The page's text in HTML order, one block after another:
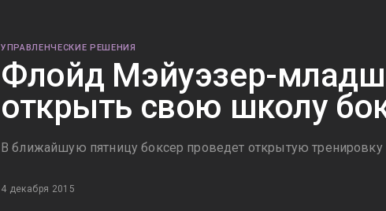
УПРАВЛЕНЧЕСКИЕ РЕШЕНИЯ
Флойд Мэйуэзер-
открыть свою школу
В ближайшую пятницу боксер проведет открытую
4 декабря 2015